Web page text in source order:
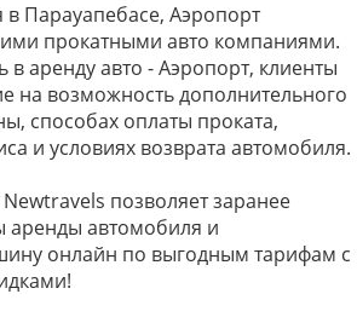
Парауапебасе, Аэропорт
прокатными авто компаниями.
в аренду авто - Аэропорт, клиенты
на возможность дополнительного
способах оплаты проката,
и условиях возврата автомобиля.
позволяет заранее
аренды автомобиля и
онлайн по выгодным тарифам с